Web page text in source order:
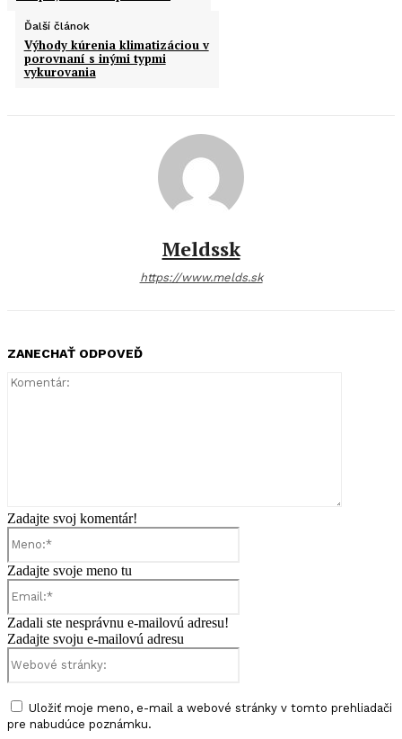
Ďalší článok
Výhody kúrenia klimatizáciou v
porovnaní s inými typmi
vykurovania
Meldssk
https://www.melds.sk
ZANECHAŤ ODPOVEĎ
Zadajte svoj komentár!
Zadajte svoje meno tu
Zadali ste nesprávnu e-mailovú adresu!
Zadajte svoju e-mailovú adresu
Uložiť moje meno, e-mail a webové stránky v tomto prehliadači
pre nabudúce poznámku.